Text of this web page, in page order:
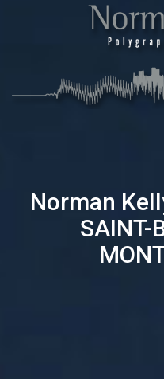
Norman
SAINT-